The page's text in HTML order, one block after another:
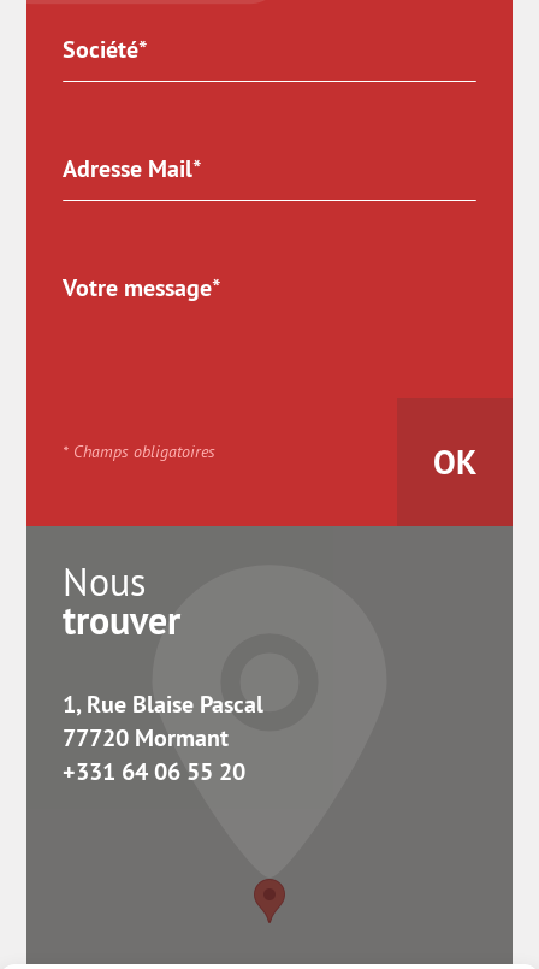
* Champs obligatoires
Nous
trouver
1, Rue Blaise Pascal
77720 Mormant
+331 64 06 55 20